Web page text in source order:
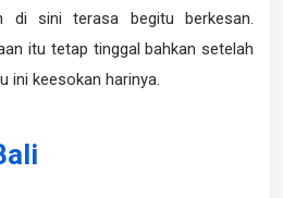
di sini terasa begitu berkesan.
itu tetap tinggal bahkan setelah
ini keesokan harinya.